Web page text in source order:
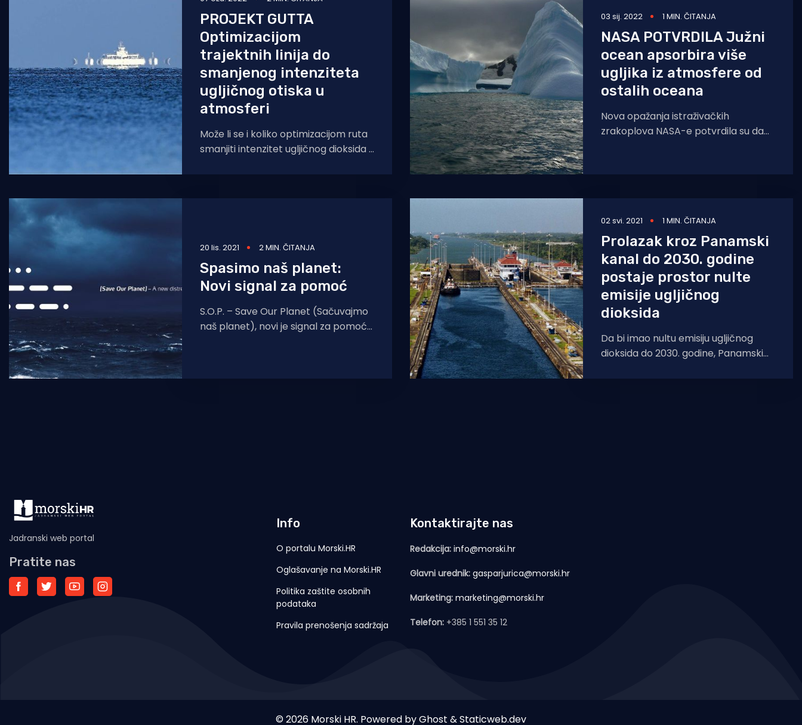
PROJEKT GUTTA
Optimizacijom
trajektnih linija do
smanjenog intenziteta
ugljičnog otiska u
atmosferi
Može li se i koliko optimizacijom ruta
smanjiti intenzitet ugljičnog dioksida u
valova i
03 sij. 2022 1 MIN. ČITANJA
NASA POTVRDILA Južni
ocean apsorbira više
ugljika iz atmosfere od
ostalih oceana
Nova opažanja istraživačkih
zrakoplova NASA-e potvrdila su da
20 lis. 2021 2 MIN. ČITANJA
Spasimo naš planet:
Novi signal za pomoć
S.O.P. – Save Our Planet (Sačuvajmo
naš planet), novi je signal za pomoć
02 svi. 2021 1 MIN. ČITANJA
Prolazak kroz Panamski
kanal do 2030. godine
postaje prostor nulte
emisije ugljičnog
dioksida
Da bi imao nultu emisiju ugljičnog
dioksida do 2030. godine, Panamski
dekarbonizacije, prenosi Pomorac.hr.
Jadranski web portal
Pratite nas
Info
O portalu Morski.HR
Oglašavanje na Morski.HR
Politika zaštite osobnih
podataka
Pravila prenošenja sadržaja
Kontaktirajte nas
Redakcija: info@morski.hr
Glavni urednik: gasparjurica@morski.hr
Marketing: marketing@morski.hr
Telefon: +385 1 551 35 12
© 2026 Morski HR. Powered byGhost &Staticweb.dev